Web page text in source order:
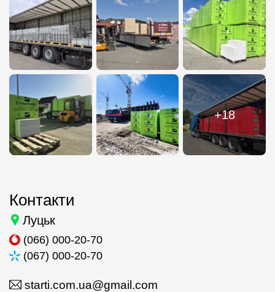
+18
Контакти
Луцьк
(066) 000-20-70
(067) 000-20-70
starti.com.ua@gmail.com